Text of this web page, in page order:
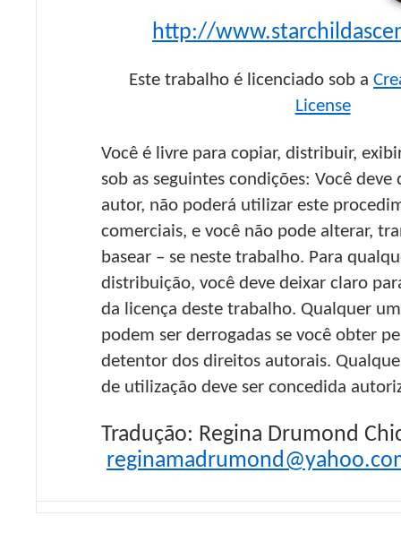
http://
Este trabalho é licenciado sob a
License
Você é livre para copiar, distribuir,
sob as seguintes condições: Você
autor, não poderá utilizar este
comerciais, e você não pode alterar,
basear – se neste trabalho. Para
distribuição, você deve deixar claro
da licença deste trabalho. Qualquer
podem ser derrogadas se você obter
detentor dos direitos autorais.
de utilização deve ser concedida
Tradução: Regina Drumond